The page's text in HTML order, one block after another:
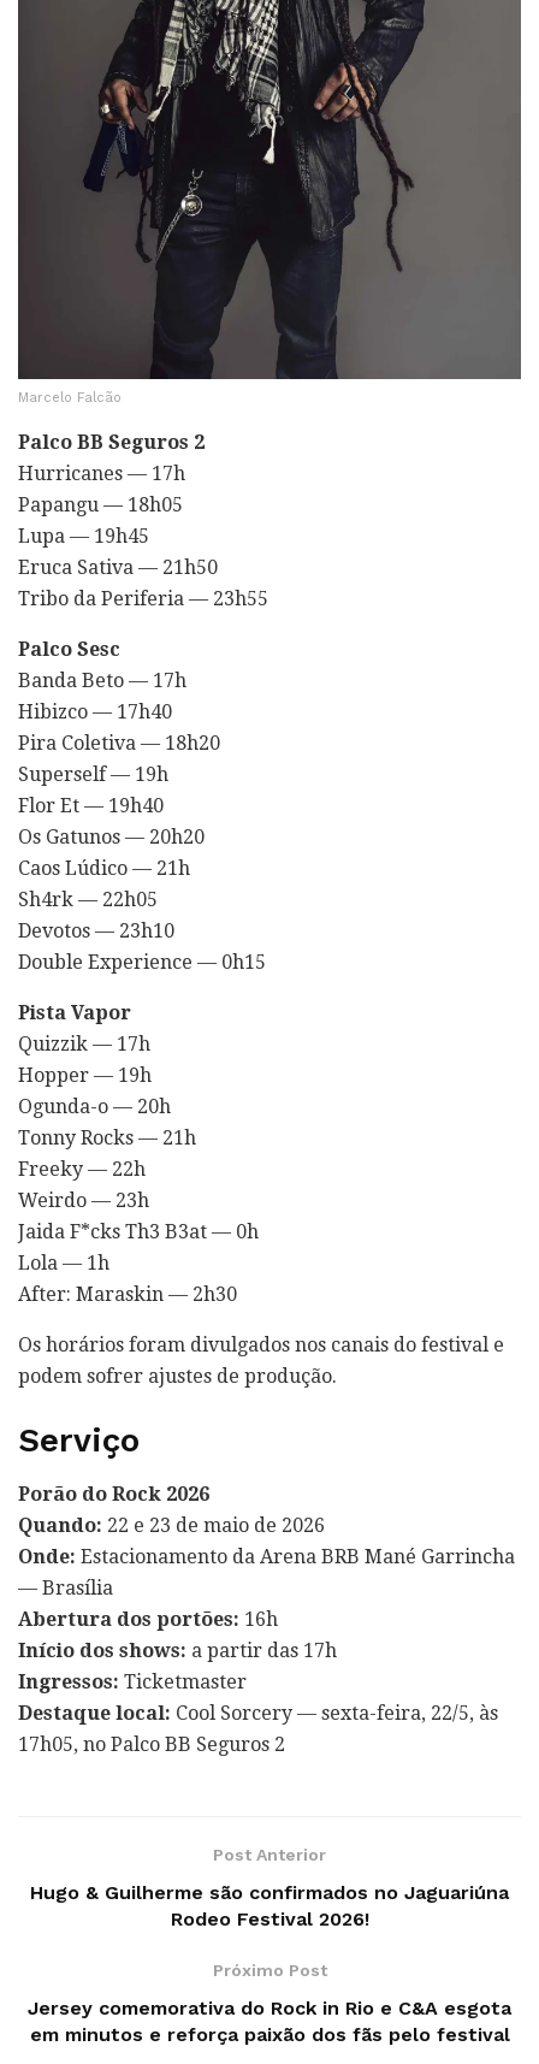
Marcelo Falcão
Palco BB Seguros 2
Hurricanes — 17h
Papangu — 18h05
Lupa — 19h45
Eruca Sativa — 21h50
Tribo da Periferia — 23h55
Palco Sesc
Banda Beto — 17h
Hibizco — 17h40
Pira Coletiva — 18h20
Superself — 19h
Flor Et — 19h40
Os Gatunos — 20h20
Caos Lúdico — 21h
Sh4rk — 22h05
Devotos — 23h10
Double Experience — 0h15
Pista Vapor
Quizzik — 17h
Hopper — 19h
Ogunda-o — 20h
Tonny Rocks — 21h
Freeky — 22h
Weirdo — 23h
Jaida F*cks Th3 B3at — 0h
Lola — 1h
After: Maraskin — 2h30
Os horários foram divulgados nos canais do festival e
podem sofrer ajustes de produção.
Serviço
Porão do Rock 2026
Quando: 22 e 23 de maio de 2026
Onde: Estacionamento da Arena BRB Mané Garrincha
— Brasília
Abertura dos portões: 16h
Início dos shows: a partir das 17h
Ingressos: Ticketmaster
Destaque local: Cool Sorcery — sexta-feira, 22/5, às
17h05, no Palco BB Seguros 2
Post Anterior
Hugo & Guilherme são confirmados no Jaguariúna
Rodeo Festival 2026!
Próximo Post
Jersey comemorativa do Rock in Rio e C&A esgota
em minutos e reforça paixão dos fãs pelo festival